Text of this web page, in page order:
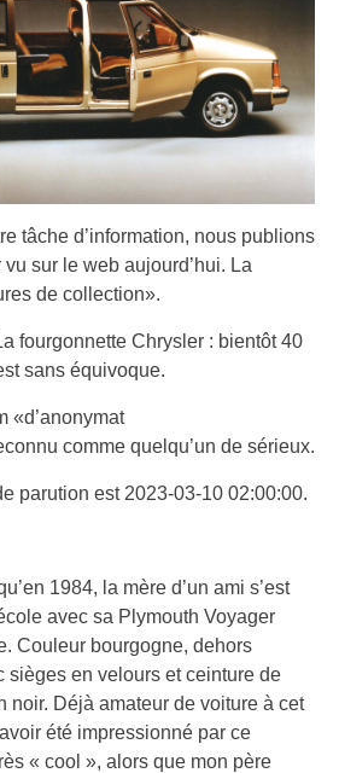
tâche d’information, nous publions
sur le web aujourd’hui. La
de collection».
fourgonnette Chrysler : bientôt 40
sans équivoque.
«d’anonymat
comme quelqu’un de sérieux.
parution est 2023-03-10 02:00:00.
1984, la mère d’un ami s’est
avec sa Plymouth Voyager
Couleur bourgogne, dehors
sièges en velours et ceinture de
noir. Déjà amateur de voiture à cet
été impressionné par ce
« cool », alors que mon père